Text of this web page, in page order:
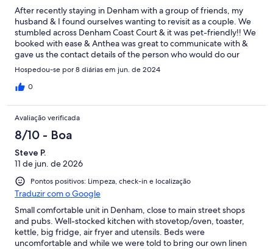
After recently staying in Denham with a group of friends, my
husband & I found ourselves wanting to revisit as a couple. We
stumbled across Denham Coast Court & it was pet-friendly!! We
booked with ease & Anthea was great to communicate with &
gave us the contact details of the person who would do our
check-in. The unit was clean & tidy & as described online &
photos are a true representation of the property ( maybe
actually a little larger than the photos showed.) We had to bring
are combined and has a fridge/ Freezer suitable for those on a
fishing trip. The kitchen is fully equipped with everything
needed to make a meal each night. Walking distance to the
beachfront & it was nice to have our fur babies with us on
holidays, they loved it. We had Kangaroos on the drive at night,
and there was room at the rear of the villas to park our boat. I
highly recommend Denham Coastal Court to anyone looking for
a family getaway.
Hospedou-se por 8 diárias em jun. de 2024
0
Avaliação verificada
8/10 - Boa
Steve P.
11 de jun. de 2026
Pontos positivos: Limpeza, check-in e localização
Traduzir com o Google
Small comfortable unit in Denham, close to main street shops
and pubs. Well-stocked kitchen with stovetop/oven, toaster,
kettle, big fridge, air fryer and utensils. Beds were
uncomfortable and while we were told to bring our own linen